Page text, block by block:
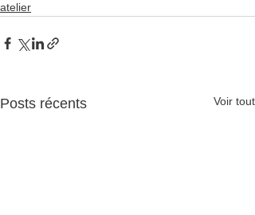
atelier
Posts récents Voir tout